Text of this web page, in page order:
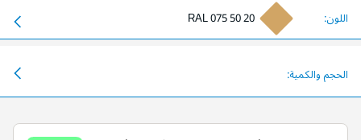
اللون: RAL 075 50 20
الحجم والكمية: